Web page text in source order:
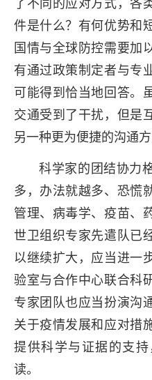
件是什么？有何优势和
国情与全球防控需要加
有通过政策制定者与专
可能得到恰当地回答。
交通受到了干扰，但是
另一种更为便捷的沟通方
科学家的团结协力
多，办法就越多、恐慌
管理、病毒学、疫苗、
世卫组织专家先遣队已
以继续扩大，应当进一
验室与合作中心联合科
专家团队也应当扮演沟
关于疫情发展和应对措
提供科学与证据的支
读。